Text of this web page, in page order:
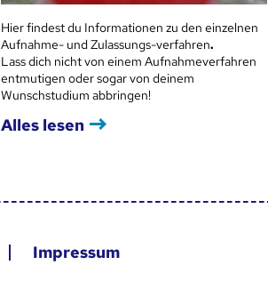
Hier findest du Informationen zu den einzelnen
Aufnahme- und Zulassungs-verfahren.
Lass dich nicht von einem Aufnahmeverfahren
entmutigen oder sogar von deinem
Wunschstudium abbringen!
Alles lesen
Impressum